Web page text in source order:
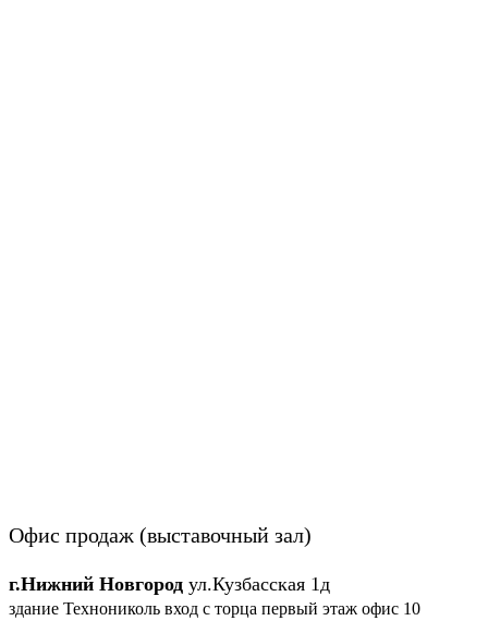
Офис продаж (выставочный зал)
г.Нижний Новгород ул.Кузбасская 1д
здание Технониколь вход с торца первый этаж офис 10